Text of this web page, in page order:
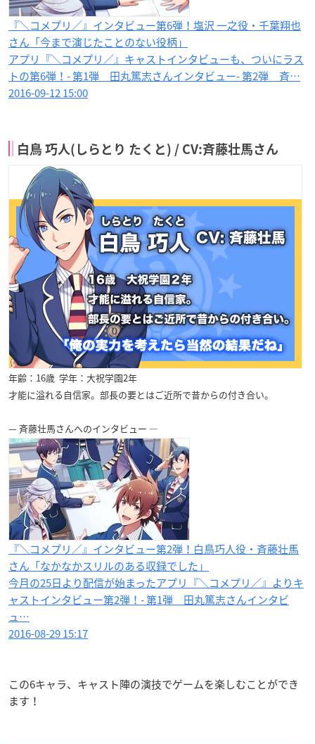
『＼コメプリ／』インタビュー第6弾！塩沢 一之役・千葉翔也
さん「今まで演じたことのない役柄」
アプリ『＼コメプリ／』キャストインタビューも、ついにラス
トの第6弾！- 第1弾 田丸篤志さんインタビュー- 第2弾 斉…
2016-09-12 15:00
白鳥 巧人(しらとり たくと) / CV:斉藤壮馬さん
年齢：16歳 学年：大祝学園2年
才能に溢れる自信家。部長の要とはご近所で昔からの付き合い。
— 斉藤壮馬さんへのインタビュー —
『＼コメプリ／』インタビュー第2弾！白鳥巧人役・斉藤壮馬
さん「なかなかスリルのある収録でした」
今月の25日より配信が始まったアプリ『＼コメプリ／』よりキ
ャストインタビュー第2弾！- 第1弾 田丸篤志さんインタビ
ュ…
2016-08-29 15:17
この6キャラ、キャスト陣の演技でゲームを楽しむことができ
ます！